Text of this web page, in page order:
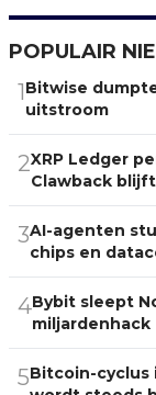
POPULAIR
1 Bitwise
uitstroom
2XRP Ledger
Clawback
3AI-agenten
chips en
4Bybit sleept
miljardenhack
5Bitcoin-cyclus is nog niet voorbij, maar rente